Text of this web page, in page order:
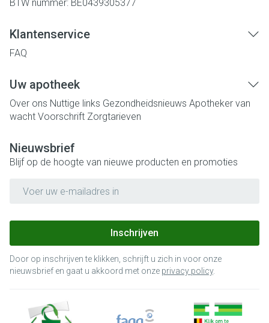
BTW nummer: BE0439305377
Klantenservice
FAQ
Uw apotheek
Over ons Nuttige links Gezondheidsnieuws Apotheker van
wacht Voorschrift Zorgtarieven
Nieuwsbrief
Blijf op de hoogte van nieuwe producten en promoties
Inschrijven
Door op inschrijven te klikken, schrijft u zich in voor onze
nieuwsbrief en gaat u akkoord met onze privacy policy.